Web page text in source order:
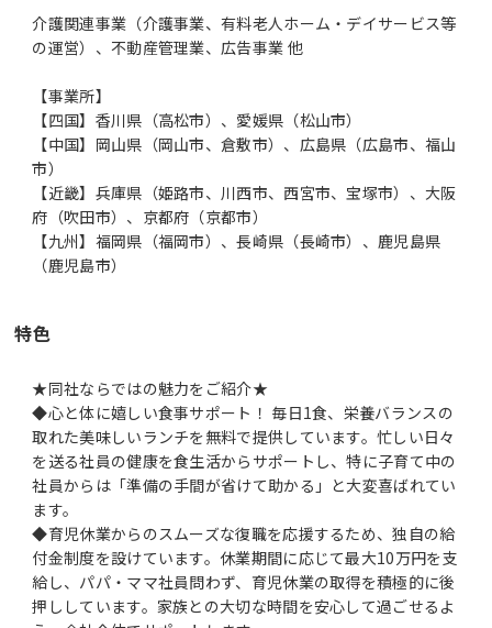
介護関連事業（介護事業、有料老人ホーム・デイサービス等
の運営）、不動産管理業、広告事業 他
【事業所】
【四国】香川県（高松市）、愛媛県（松山市）
【中国】岡山県（岡山市、倉敷市）、広島県（広島市、福山
市）
【近畿】兵庫県（姫路市、川西市、西宮市、宝塚市）、大阪
府（吹田市）、京都府（京都市）
【九州】福岡県（福岡市）、長崎県（長崎市）、鹿児島県
特色
★同社ならではの魅力をご紹介★
◆心と体に嬉しい食事サポート！ 毎日1食、栄養バランスの
取れた美味しいランチを無料で提供しています。忙しい日々
を送る社員の健康を食生活からサポートし、特に子育て中の
社員からは「準備の手間が省けて助かる」と大変喜ばれてい
ます。
◆育児休業からのスムーズな復職を応援するため、独自の給
付金制度を設けています。休業期間に応じて最大10万円を支
給し、パパ・ママ社員問わず、育児休業の取得を積極的に後
押ししています。家族との大切な時間を安心して過ごせるよ